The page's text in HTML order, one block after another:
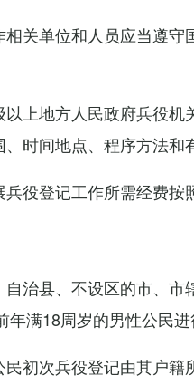
相关单位和人员应当遵
以上地方人民政府兵役
时间地点、程序方法和
兵役登记工作所需经费按
自治县、不设区的市、市
年满18周岁的男性公民进
民初次兵役登记由其户籍